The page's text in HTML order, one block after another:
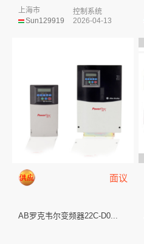
Sun129919
上海市
控制系统
2026-04-13
面议
AB罗克韦尔变频器22C-D0...